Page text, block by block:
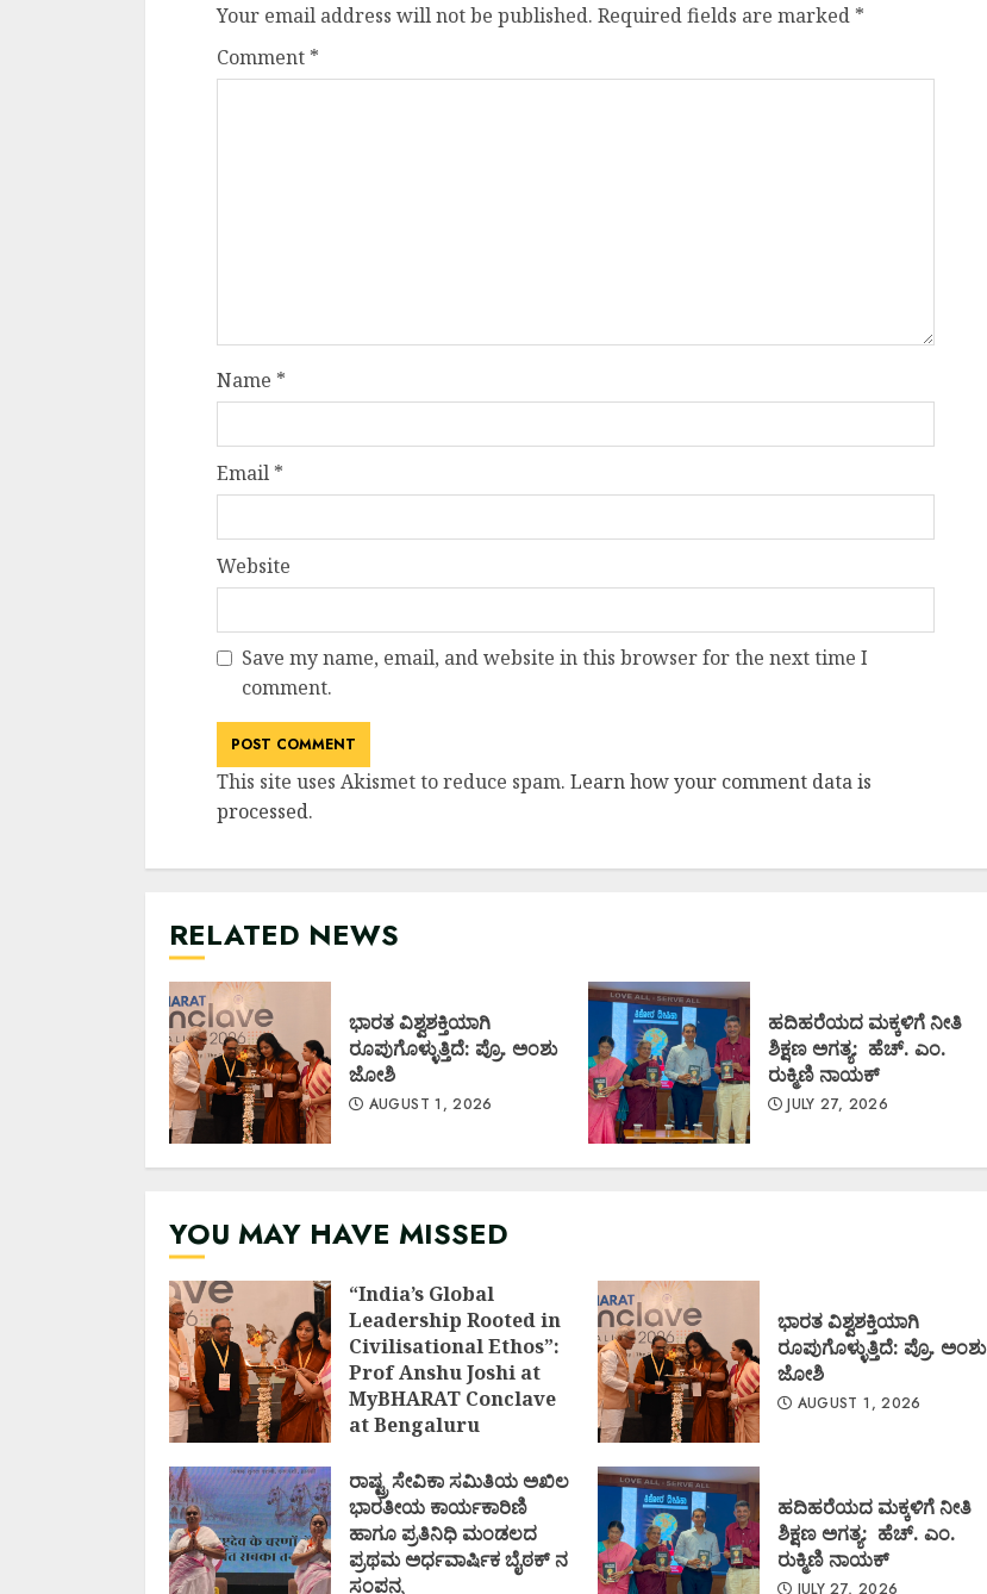
Your email address will not be published. Required fields are marked *
Comment *
Name *
Email *
Website
Save my name, email, and website in this browser for the next time I
comment.
This site uses Akismet to reduce spam. Learn how your comment data is
processed.
RELATED NEWS
ಭಾರತ ವಿಶ್ವಶಕ್ತಿಯಾಗಿ
ರೂಪುಗೊಳ್ಳುತ್ತಿದೆ: ಪ್ರೊ. ಅಂಶು
ಜೋಶಿ
AUGUST 1, 2026
ಹದಿಹರೆಯದ ಮಕ್ಕಳಿಗೆ ನೀತಿ
ಶಿಕ್ಷಣ ಅಗತ್ಯ: ಹೆಚ್. ಎಂ.
ರುಕ್ಮಿಣಿ ನಾಯಕ್
JULY 27, 2026
YOU MAY HAVE MISSED
“India’s Global
Leadership Rooted in
Civilisational Ethos”:
Prof Anshu Joshi at
MyBHARAT Conclave
at Bengaluru
ಭಾರತ ವಿಶ್ವಶಕ್ತಿಯಾಗಿ
ರೂಪುಗೊಳ್ಳುತ್ತಿದೆ: ಪ್ರೊ. ಅಂಶು
ಜೋಶಿ
AUGUST 1, 2026
ರಾಷ್ಟ್ರ ಸೇವಿಕಾ ಸಮಿತಿಯ ಅಖಿಲ
ಭಾರತೀಯ ಕಾರ್ಯಕಾರಿಣಿ
ಹಾಗೂ ಪ್ರತಿನಿಧಿ ಮಂಡಲದ
ಪ್ರಥಮ ಅರ್ಧವಾರ್ಷಿಕ ಬೈಠಕ್ ನ
ಸಂಪನ್ನ
ಹದಿಹರೆಯದ ಮಕ್ಕಳಿಗೆ ನೀತಿ
ಶಿಕ್ಷಣ ಅಗತ್ಯ: ಹೆಚ್. ಎಂ.
ರುಕ್ಮಿಣಿ ನಾಯಕ್
JULY 27, 2026